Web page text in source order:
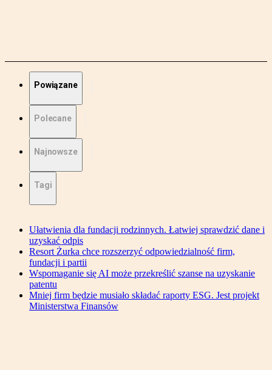
Powiązane
Polecane
Najnowsze
Tagi
Ułatwienia dla fundacji rodzinnych. Łatwiej sprawdzić dane i
uzyskać odpis
Resort Żurka chce rozszerzyć odpowiedzialność firm,
fundacji i partii
Wspomaganie się AI może przekreślić szanse na uzyskanie
patentu
Mniej firm będzie musiało składać raporty ESG. Jest projekt
Ministerstwa Finansów